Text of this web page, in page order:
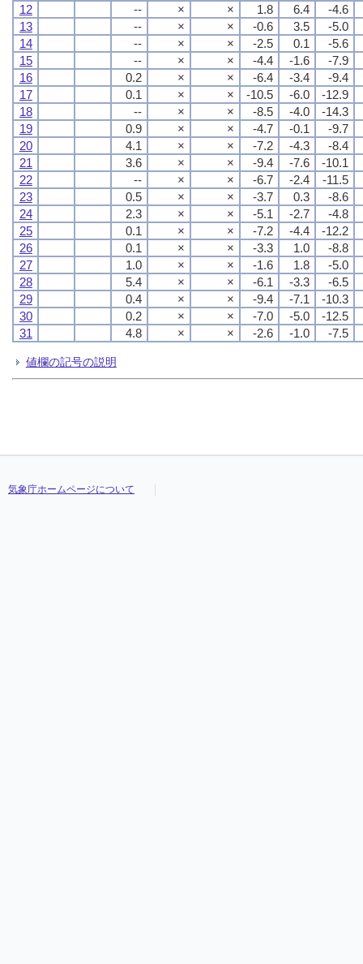
12
-- × × 1.8 6.4
-4.6
13
-- × × -0.6 3.5
-5.0
14
-- × × -2.5 0.1
-5.6
15
-- × × -4.4 -1.6
-7.9
16
0.2 × × -6.4 -3.4
-9.4
17
0.1 × × -10.5 -6.0
-12.9
18
-- × × -8.5 -4.0
-14.3
19
0.9 × × -4.7 -0.1
-9.7
20
4.1 × × -7.2 -4.3
-8.4
21
3.6 × × -9.4 -7.6
-10.1
22
-- × × -6.7 -2.4
-11.5
23
0.5 × × -3.7 0.3
-8.6
24
2.3 × × -5.1 -2.7
-4.8
25
0.1 × × -7.2 -4.4
-12.2
26
0.1 × × -3.3 1.0
-8.8
27
1.0 × × -1.6 1.8
-5.0
28
5.4 × × -6.1 -3.3
-6.5
29
0.4 × × -9.4 -7.1
-10.3
30
0.2 × × -7.0 -5.0
-12.5
31
4.8 × × -2.6 -1.0 -7.5
値欄の記号の説明
気象庁ホームページについて